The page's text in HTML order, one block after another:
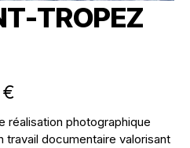
TROPEZ
€
réalisation photographique
documentaire valorisant